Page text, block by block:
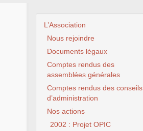
L’Association
Nous rejoindre
Documents légaux
Comptes rendus des
assemblées générales
Comptes rendus des conseils
d’administration
Nos actions
2002 : Projet OPIC